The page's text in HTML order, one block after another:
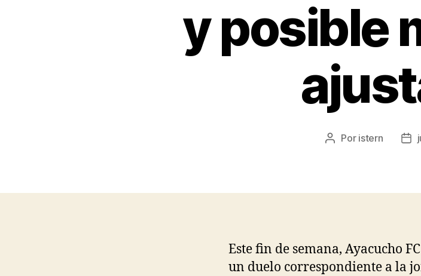
y posible
Autor
Por istern
Este fin de semana, Ayacucho
un duelo correspondiente a la